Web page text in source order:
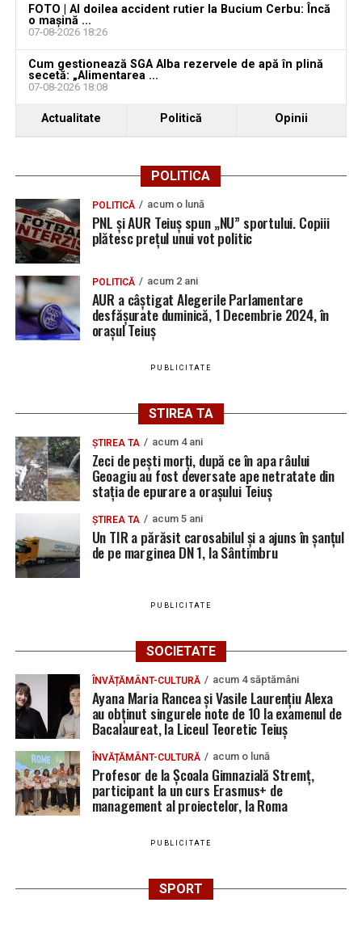
FOTO | Al doilea accident rutier la Bucium Cerbu: Încă
o mașină ...
07-08-2026 18:26
Cum gestionează SGA Alba rezervele de apă în plină
secetă: „Alimentarea ...
07-08-2026 18:08
Actualitate Politică Opinii
POLITICA
POLITICĂ acum o lună
PNL și AUR Teiuș spun „NU” sportului. Copiii
plătesc prețul unui vot politic
POLITICĂ acum 2 ani
AUR a câștigat Alegerile Parlamentare
desfășurate duminică, 1 Decembrie 2024, în
orașul Teiuș
PUBLICITATE
STIREA TA
ȘTIREA TA acum 4 ani
Zeci de pești morți, după ce în apa râului
Geoagiu au fost deversate ape netratate din
stația de epurare a orașului Teiuș
ȘTIREA TA acum 5 ani
Un TIR a părăsit carosabilul și a ajuns în șanțul
de pe marginea DN 1, la Sântimbru
PUBLICITATE
SOCIETATE
ÎNVĂȚĂMÂNT-CULTURĂ acum 4 săptămâni
Ayana Maria Rancea și Vasile Laurențiu Alexa
au obținut singurele note de 10 la examenul de
Bacalaureat, la Liceul Teoretic Teiuș
ÎNVĂȚĂMÂNT-CULTURĂ acum o lună
Profesor de la Școala Gimnazială Stremț,
participant la un curs Erasmus+ de
management al proiectelor, la Roma
PUBLICITATE
SPORT